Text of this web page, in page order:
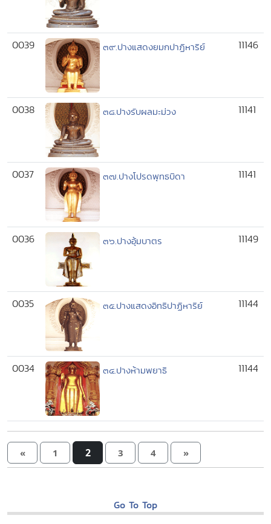
0039 ๓๙.ปางแสดงยมกปาฏิหาริย์ 11146
0038 ๓๘.ปางรับผลมะม่วง 11141
0037 ๓๗.ปางโปรดพุทธบิดา 11141
0036 ๓๖.ปางอุ้มบาตร 11149
0035 ๓๕.ปางแสดงอิทธิปาฏิหาริย์ 11144
0034 ๓๔.ปางห้ามพยาธิ 11144
« 1 2 3 4 »
Go To Top